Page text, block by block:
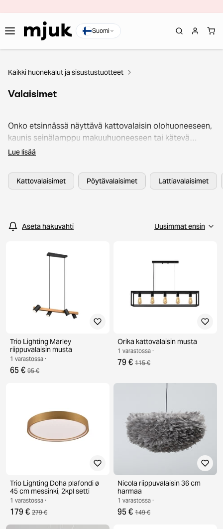
Suomi
Kaikki huonekalut ja sisustustuotteet
Valaisimet
Onko etsinnässä näyttävä kattovalaisin olohuoneeseen,
kaunis seinälamppu makuuhuoneeseen tai kätevä
pöytävalaisin työhuoneeseen? Mjukilta löydät valaisimia
valikoimaamme second hand -valaisimia aina
designvalaisimista arjen suosikkeihin ja osta kotiin oma
Lue lisää
Kattovalaisimet Pöytävalaisimet Lattiavalaisimet
Aseta hakuvahti
Trio Lighting Marley
riippuvalaisin musta
1 varastossa ·
65 € 95 €
Orika kattovalaisin musta
1 varastossa ·
79 € 115 €
Trio Lighting Doha plafondi ø
45 cm messinki, 2kpl setti
1 varastossa ·
179 € 279 €
Nicola riippuvalaisin 36 cm
harmaa
1 varastossa ·
95 € 149 €